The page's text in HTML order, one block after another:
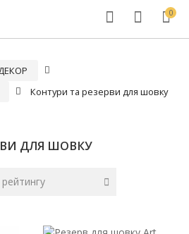
0
Контури та резерви для шовку
ДЛЯ ШОВКУ